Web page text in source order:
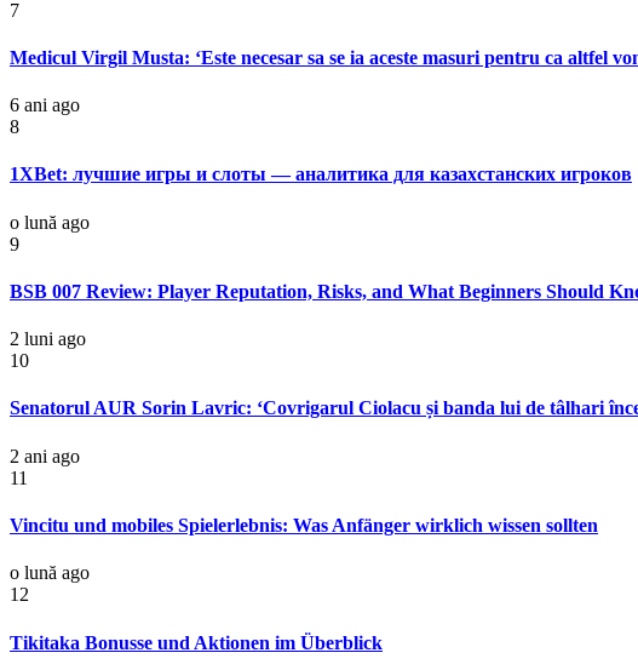
7
Medicul Virgil Musta: ‘Este necesar sa se ia aceste masuri pentru ca altfel
6 ani ago
8
1XBet: лучшие игры и слоты — аналитика для казахстанских игроков
o lună ago
9
BSB 007 Review: Player Reputation, Risks, and What Beginners Should
2 luni ago
10
Senatorul AUR Sorin Lavric: ‘Covrigarul Ciolacu și banda lui de tâlhari
2 ani ago
11
Vincitu und mobiles Spielerlebnis: Was Anfänger wirklich wissen sollten
o lună ago
12
Tikitaka Bonusse und Aktionen im Überblick